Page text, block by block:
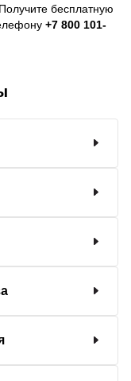
Получите бесплатную
+7 800 101-